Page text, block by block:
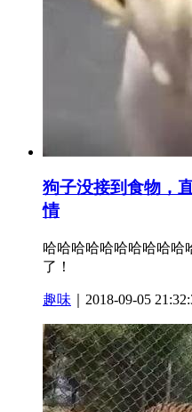
狗子没接到食物，
情
哈哈哈哈哈哈哈哈哈哈
了！
趣味 ｜2018-09-05